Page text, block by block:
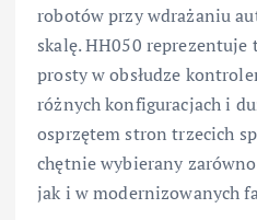
robotów przy wdrażaniu
skalę. HH050
prosty w obsłudze
różnych konfiguracjach i
osprzętem stron trzecich
chętnie wybierany
jak i w modernizowanych